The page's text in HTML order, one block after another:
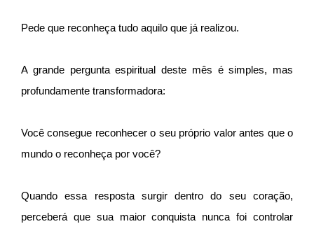
Pede que reconheça tudo aquilo que já realizou.
A grande pergunta espiritual deste mês é simples, mas
profundamente transformadora:
Você consegue reconhecer o seu próprio valor antes que o
mundo o reconheça por você?
Quando essa resposta surgir dentro do seu coração,
perceberá que sua maior conquista nunca foi controlar